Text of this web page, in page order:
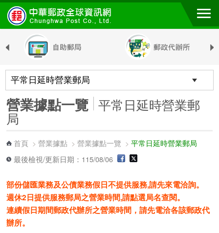
跳到主要內容區塊
營業據點一覽 平常日延時營業郵
局
首頁 >營業據點 >營業據點一覽 >平常日延時營業郵局
最後檢視/更新日期：115/08/06
部份儲匯業務及公債業務假日不提供服務,請先來電洽詢。
週休2日提供服務郵局之營業時間,請點選局名查閱。
連續假日期間郵政代辦所之營業時間，請先電洽各該郵政代
辦所。